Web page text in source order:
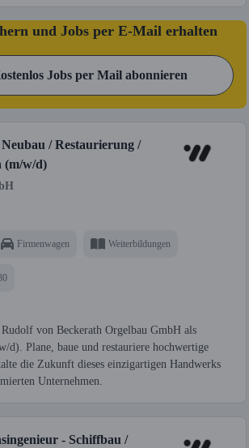
und Jobs per E-Mail erhalten
Jobs per Mail abonnieren
/ Restaurierung /
(m/w/d)
Firmenwagen Weiterbildungen
von Beckerath Orgelbau GmbH als
d). Plane, baue und restauriere hochwertige
die Zukunft dieses einzigartigen Handwerks
Unternehmen.
- Schiffbau /